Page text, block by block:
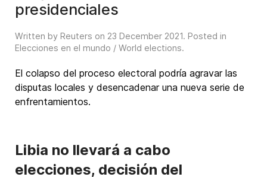
presidenciales
Written by Reuters on 23 December 2021. Posted in
Elecciones en el mundo / World elections.
El colapso del proceso electoral podría agravar las
disputas locales y desencadenar una nueva serie de
enfrentamientos.
Libia no llevará a cabo
elecciones, decisión del